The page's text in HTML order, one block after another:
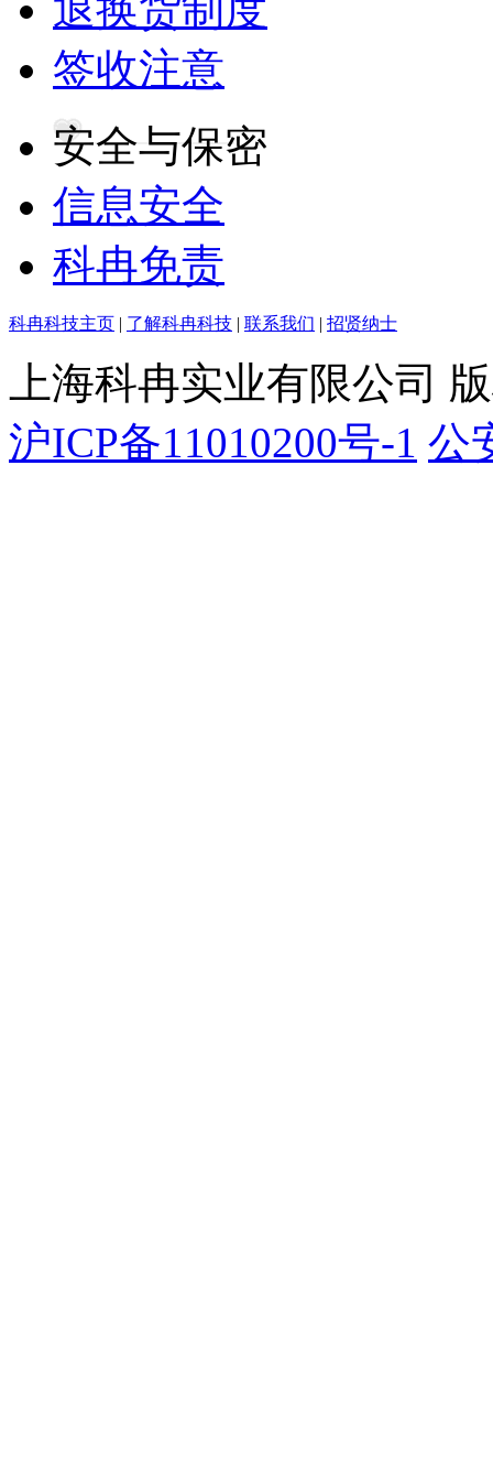
签收注意
安全与保密
信息安全
科冉免责
科冉科技主页 | 了解科冉科技 | 联系我们 | 招贤纳士
上海科冉实业有限公司
沪ICP备11010200号-1 公